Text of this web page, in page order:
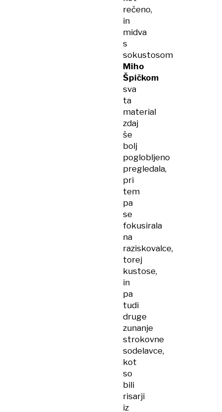
rečeno,
in
midva
s
sokustosom
Miho
Špičkom
sva
ta
material
zdaj
še
bolj
poglobljeno
pregledala,
pri
tem
pa
se
fokusirala
na
raziskovalce,
torej
kustose,
in
pa
tudi
druge
zunanje
strokovne
sodelavce,
kot
so
bili
risarji
iz